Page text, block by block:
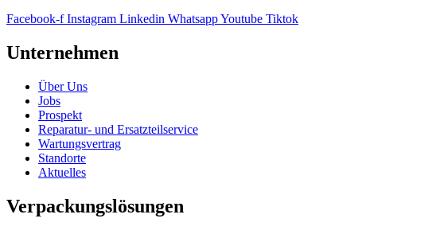
Facebook-f Instagram Linkedin WhatsappYoutube Tiktok
Unternehmen
Über Uns
Jobs
Prospekt
Reparatur- und Ersatzteil­service
Wartungsvertrag
Standorte
Aktuelles
Verpackungslösungen